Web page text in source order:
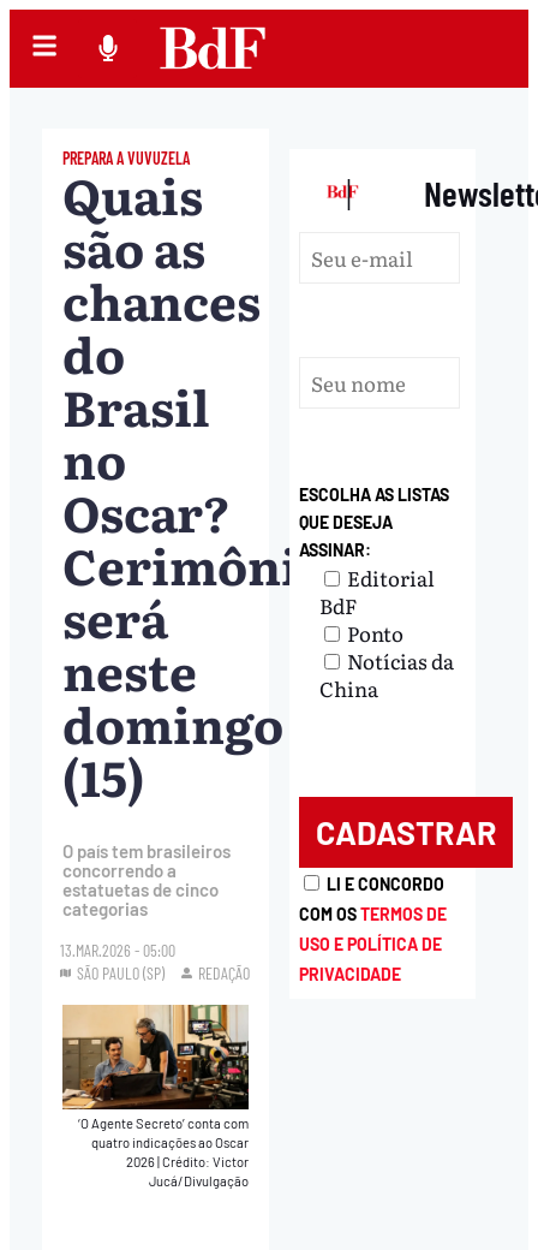
PREPARA A VUVUZELA
Quais
são as
chances
do
Brasil
no
Oscar?
Cerimônia
será
neste
domingo
(15)
O país tem brasileiros
concorrendo a
estatuetas de cinco
categorias
13.MAR.2026 - 05:00
SÃO PAULO (SP)
REDAÇÃO
‘O Agente Secreto’ conta com
quatro indicações ao Oscar
2026 Crédito: Victor
Jucá/Divulgação
|
ESCOLHA AS LISTAS
QUE DESEJA
ASSINAR:
Editorial
BdF
Ponto
Notícias da
China
LI E CONCORDO
COM OSTERMOS DE
USO E POLÍTICA DE
PRIVACIDADE